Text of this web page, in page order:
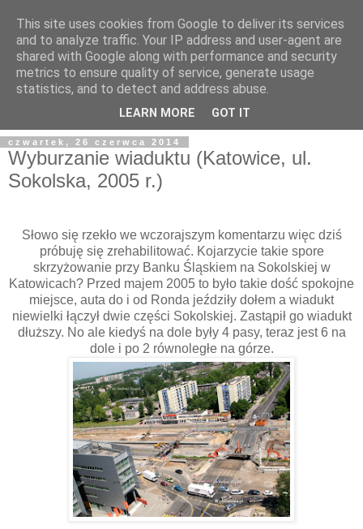
czwartek, 26 czerwca 2014
Wyburzanie wiaduktu (Katowice, ul.
Sokolska, 2005 r.)
Słowo się rzekło we wczorajszym komentarzu więc dziś
próbuję się zrehabilitować. Kojarzycie takie spore
skrzyżowanie przy Banku Śląskiem na Sokolskiej w
Katowicach? Przed majem 2005 to było takie dość spokojne
miejsce, auta do i od Ronda jeździły dołem a wiadukt
niewielki łączył dwie części Sokolskiej. Zastąpił go wiadukt
dłuższy. No ale kiedyś na dole były 4 pasy, teraz jest 6 na
dole i po 2 równoległe na górze.
This site uses cookies from Google to deliver its services
and to analyze traffic. Your IP address and user-agent are
shared with Google along with performance and security
metrics to ensure quality of service, generate usage
statistics, and to detect and address abuse.
LEARN MORE GOT IT